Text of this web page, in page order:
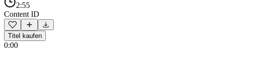
2:55
Content ID
Titel kaufen
0:00